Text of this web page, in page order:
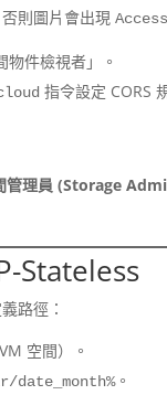
否則圖片會出現
物件檢視者」。
指令設定 CORS
管理員 (Storage
Stateless
路徑：
空間）。
date_month%。